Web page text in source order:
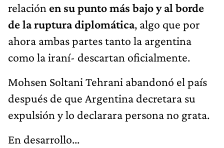
relación en su punto más bajo y al borde
de la ruptura diplomática, algo que por
ahora ambas partes tanto la argentina
como la iraní- descartan oficialmente.
Mohsen Soltani Tehrani abandonó el país
después de que Argentina decretara su
expulsión y lo declarara persona no grata.
En desarrollo...